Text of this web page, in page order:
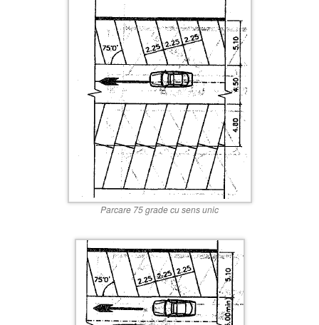
Parcare 75 grade cu sens unic